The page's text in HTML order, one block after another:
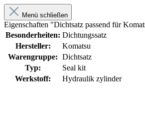
Menü schließen
Eigenschaften "Dichtsatz passend für
Besonderheiten: Dichtungssatz
Hersteller:
Komatsu
Warengruppe: Dichtsatz
Typ:
Seal kit
Werkstoff:
Hydraulik zylinder